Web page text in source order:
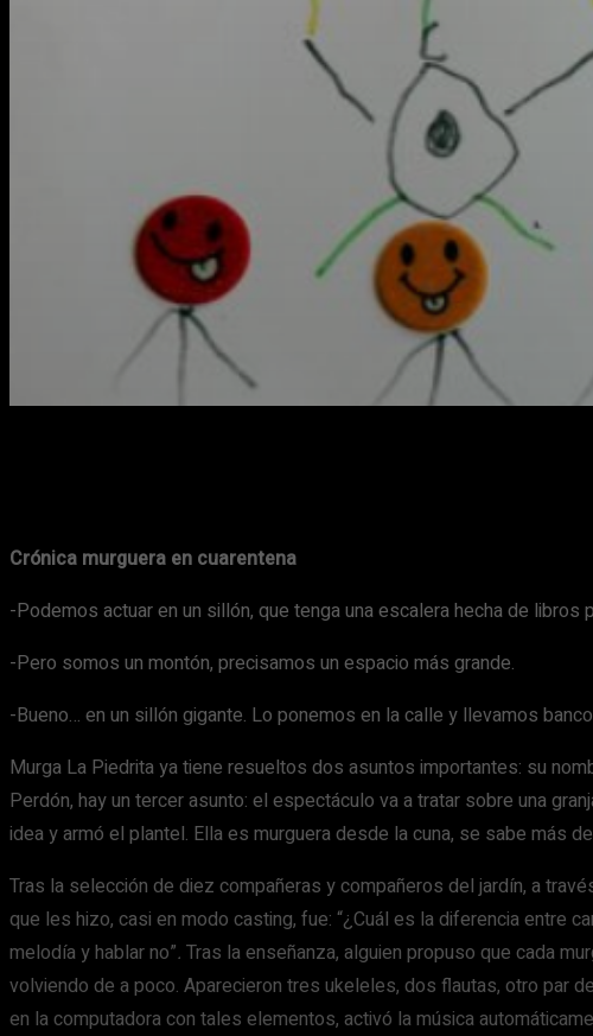
Crónica murguera en cuarentena
-Podemos actuar en un sillón, que tenga una escalera hecha de libros
-Pero somos un montón, precisamos un espacio más grande.
-Bueno… en un sillón gigante. Lo ponemos en la calle y llevamos
Murga La Piedrita ya tiene resueltos dos asuntos importantes: su
Perdón, hay un tercer asunto: el espectáculo va a tratar sobre una
idea y armó el plantel. Ella es murguera desde la cuna, se sabe más
Tras la selección de diez compañeras y compañeros del jardín, a
que les hizo, casi en modo casting, fue: “¿Cuál es la diferencia entre
melodía y hablar no”. Tras la enseñanza, alguien propuso que cada
volviendo de a poco. Aparecieron tres ukeleles, dos flautas, otro par
en la computadora con tales elementos, activó la música